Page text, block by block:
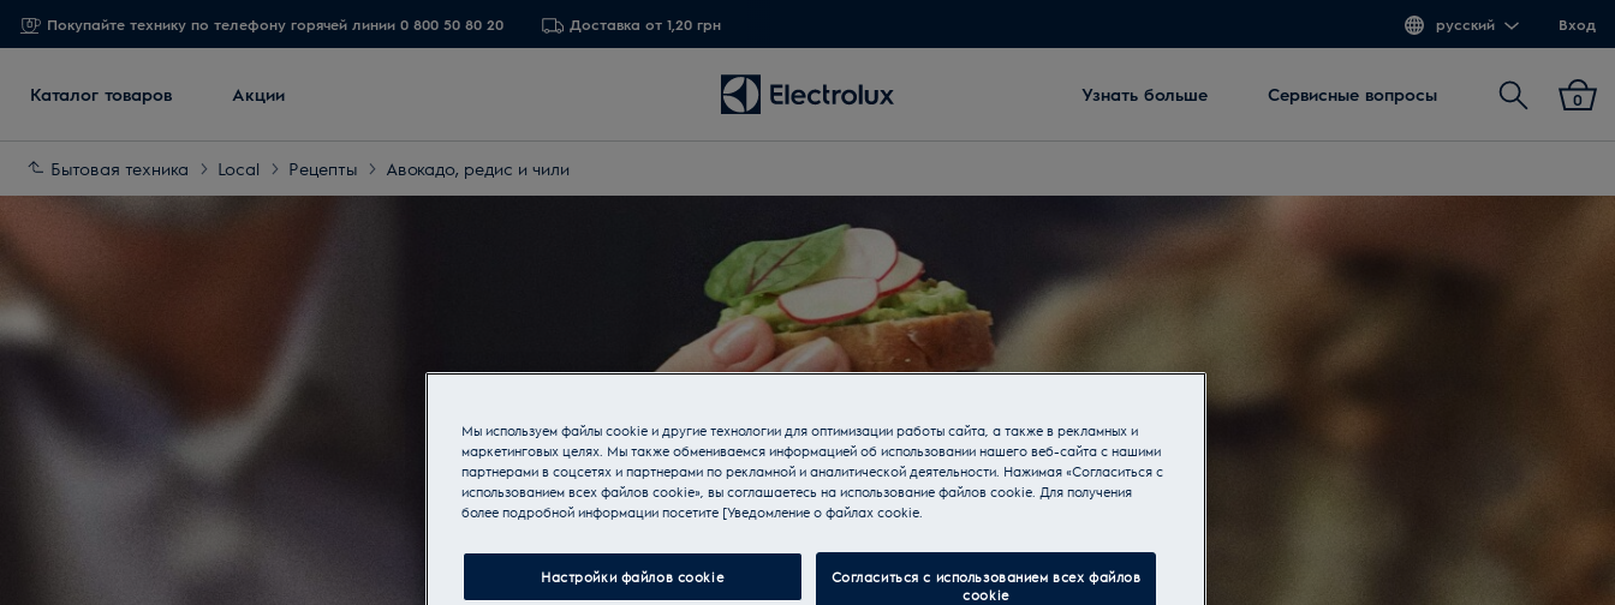
Покупайте технику по телефону горячей линии 0 800 50 80 20 Доставка от 1,20 грн русский Вход
Каталог товаров Акции Узнать больше Сервисные вопросы Поиск 0
Бытовая техника Local Рецепты Авокадо, редис и чили
Мы используем файлы cookie и другие технологии для оптимизации работы сайта, а также в рекламных и
маркетинговых целях. Мы также обмениваемся информацией об использовании нашего веб-сайта с нашими
партнерами в соцсетях и партнерами по рекламной и аналитической деятельности. Нажимая «Согласиться с
использованием всех файлов cookie», вы соглашаетесь на использование файлов cookie. Для получения
более подробной информации посетите [Уведомление о файлах cookie.
Настройки файлов cookie
Согласиться с использованием всех файлов
cookie